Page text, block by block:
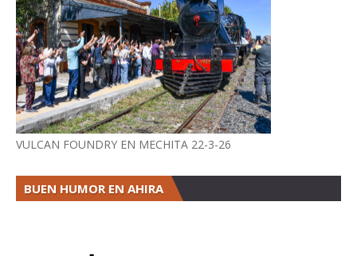
VULCAN FOUNDRY EN MECHITA 22-3-26
BUEN HUMOR EN AHIRA